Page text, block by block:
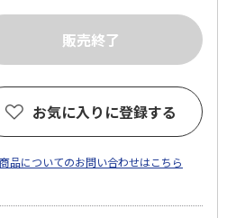
お気に入りに登録する
商品についてのお問い合わせはこちら